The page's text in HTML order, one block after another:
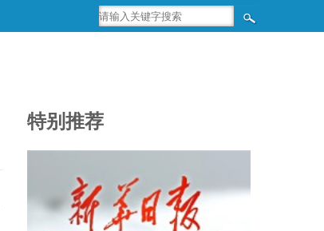
特别推荐